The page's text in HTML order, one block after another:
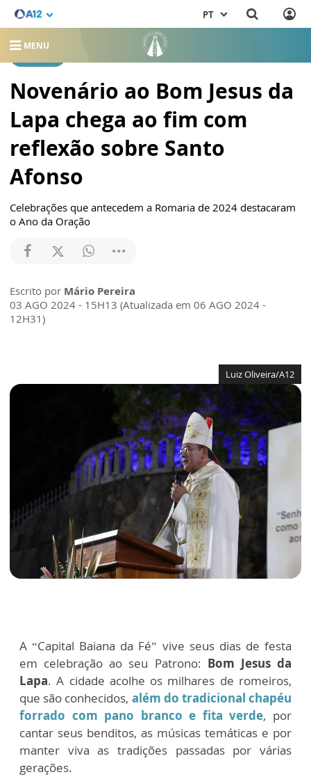
PT
MENU
Novenário ao Bom Jesus da
Lapa chega ao fim com
reflexão sobre Santo
Afonso
Celebrações que antecedem a Romaria de 2024 destacaram
o Ano da Oração
Escrito por Mário Pereira
03 AGO 2024 - 15H13 (Atualizada em 06 AGO 2024 -
12H31)
Luiz Oliveira/A12
A “Capital Baiana da Fé” vive seus dias de festa
em celebração ao seu Patrono: Bom Jesus da
Lapa. A cidade acolhe os milhares de romeiros,
que são conhecidos, além do tradicional chapéu
forrado com pano branco e fita verde, por
cantar seus benditos, as músicas temáticas e por
manter viva as tradições passadas por várias
gerações.